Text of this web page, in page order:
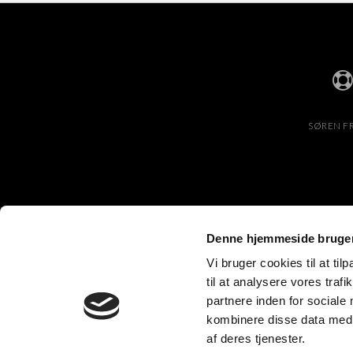
Denne hjemmeside
Vi bruger cookies til at
til at analysere vores
partnere inden for sociale
kombinere disse data
af deres tjenester.
SØREN